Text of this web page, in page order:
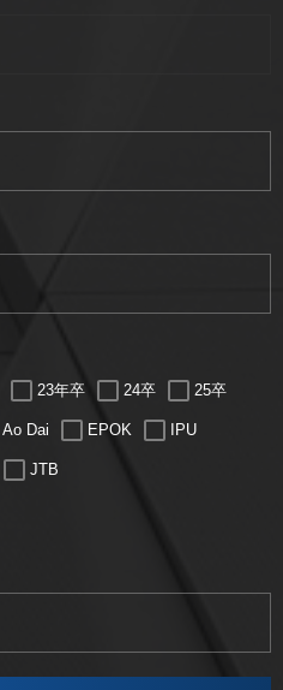
23年卒 24卒 25卒
Ao Dai EPOK IPU
JTB